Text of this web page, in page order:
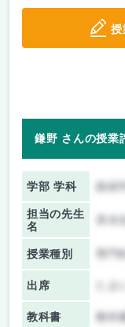
授
鎌野 さんの授業
学部 学科 政経
担当の先生
名
授業種別
出席
教科書 教科